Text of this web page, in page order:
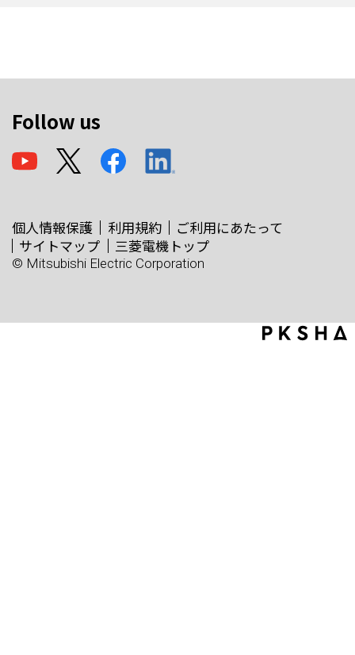
Follow us
個人情報保護 利用規約
ご利用にあたって
サイトマップ
三菱電機トップ
© Mitsubishi Electric Corporation